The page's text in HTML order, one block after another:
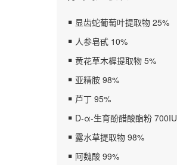
显齿蛇葡萄叶提取物 25%
人参皂甙 10%
黄花草木樨提取物 5%
亚精胺 98%
芦丁 95%
D-α-生育酚醋酸酯粉 700IU
露水草提取物 98%
阿魏酸 99%